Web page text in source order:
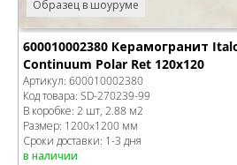
Образец в шоуруме
600010002380 Керамогранит
Continuum Polar Ret 120x120
Артикул: 600010002380
Код товара: SD-270239-99
В коробке: 2 шт, 2.88 м2
Размер: 1200x1200 мм
Сроки доставки: 1-3 дня
в наличии